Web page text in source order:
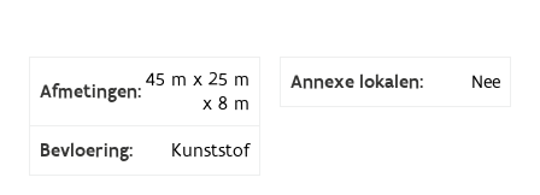
Afmetingen: 45 m x 25 m
x 8 m
Annexe lokalen: Nee
Bevloering: Kunststof